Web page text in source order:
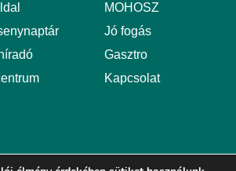
MOHOSZ
Jó fogás
Gasztro
Kapcsolat